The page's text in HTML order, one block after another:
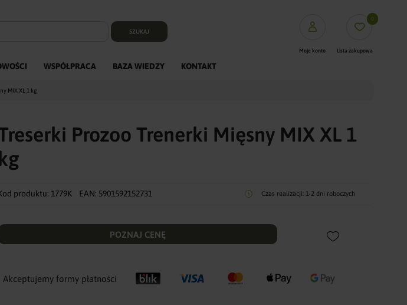
SZUKAJ
Moje konto
0
Lista zakupowa
Mięsa L
Fineyork saszetki
Trenerki
Fineyork słoje
WSPÓŁPRACA BAZA WIEDZY KONTAKT
MIX XL 1 kg
Prozoo Trenerki Mięsny MIX XL 1
produktu: 1779K EAN: 5901592152731 Czas realizacji: 1-2 dni roboczych
POZNAJ CENĘ
Akceptujemy formy płatności